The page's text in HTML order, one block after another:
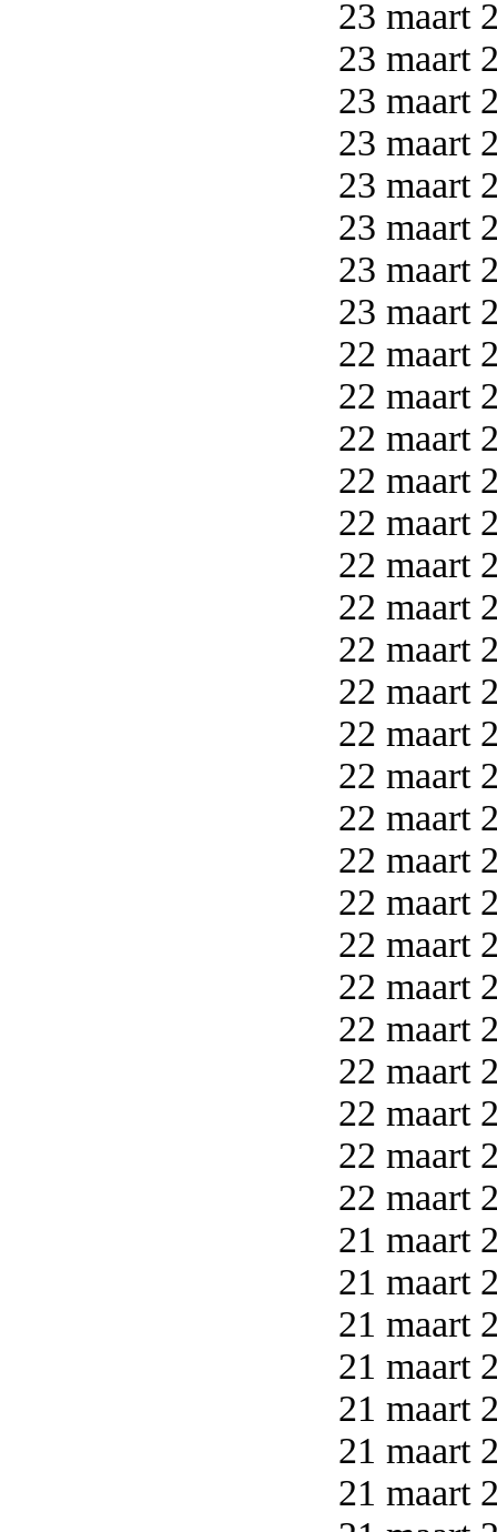
23 maart
23 maart
23 maart
23 maart
23 maart
23 maart
23 maart
23 maart
22 maart
22 maart
22 maart
22 maart
22 maart
22 maart
22 maart
22 maart
22 maart
22 maart
22 maart
22 maart
22 maart
22 maart
22 maart
22 maart
22 maart
22 maart
22 maart
22 maart
22 maart
21 maart
21 maart
21 maart
21 maart
21 maart
21 maart
21 maart